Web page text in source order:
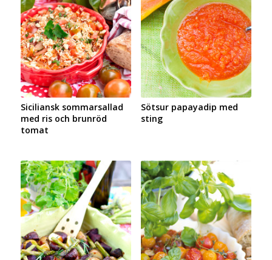
Siciliansk sommarsallad
med ris och brunröd
tomat
Sötsur papayadip med
sting